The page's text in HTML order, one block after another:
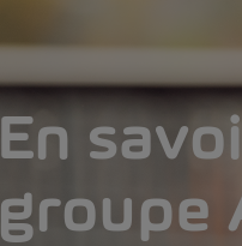
En
groupe